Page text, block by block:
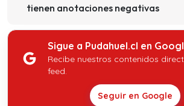
tienen anotaciones negativas
Sigue a Pudahuel.cl en
Recibe nuestros contenidos
feed.
Seguir en Google